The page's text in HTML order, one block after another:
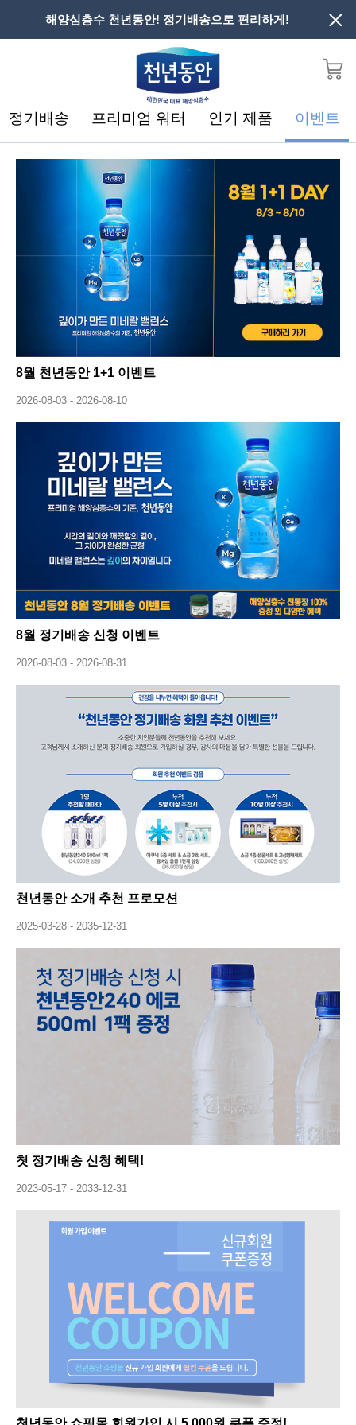
해양심층수 천년동안! 정기배송으로 편리하게!
정기배송 프리미엄 워터 인기 제품 이벤트
8월 천년동안 1+1 이벤트
2026-08-03 - 2026-08-10
8월 정기배송 신청 이벤트
2026-08-03 - 2026-08-31
천년동안 소개 추천 프로모션
2025-03-28 - 2035-12-31
첫 정기배송 신청 혜택!
2023-05-17 - 2033-12-31